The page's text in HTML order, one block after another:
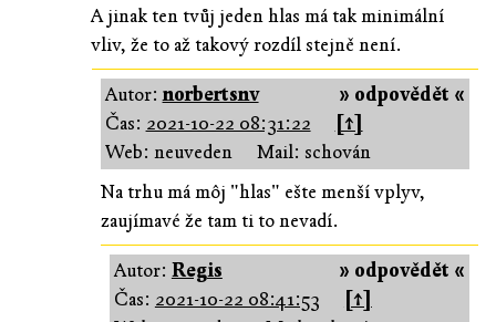
A jinak ten tvůj jeden hlas má tak minimální
vliv, že to až takový rozdíl stejně není.
» odpovědět «
Autor:norbertsnv
Čas: 2021-10-22 08:31:22
[↑]
Web: neuveden
Mail: schován
Na trhu má môj "hlas" ešte menší vplyv,
zaujímavé že tam ti to nevadí.
» odpovědět «
Autor: Regis
Čas: 2021-10-22 08:41:53
[↑]